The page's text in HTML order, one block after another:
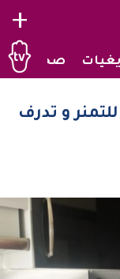
+
صحراويات
و تدرف